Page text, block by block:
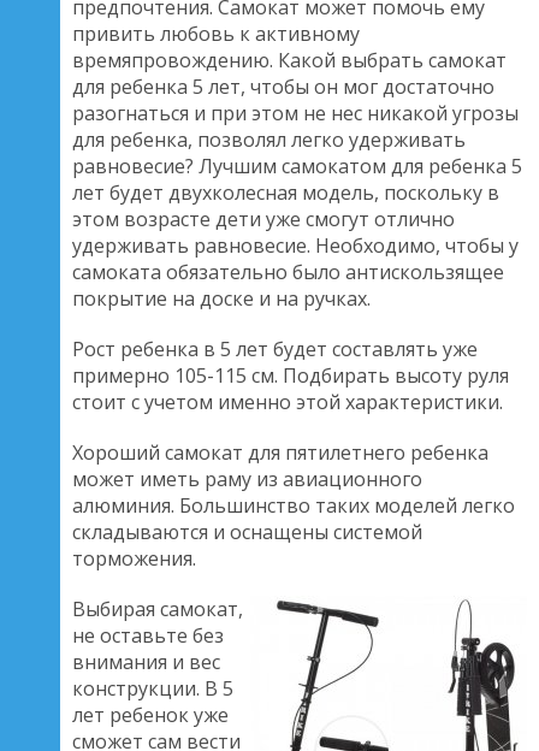
предпочтения. Самокат может помочь ему
привить любовь к активному
времяпровождению. Какой выбрать самокат
для ребенка 5 лет, чтобы он мог достаточно
разогнаться и при этом не нес никакой угрозы
для ребенка, позволял легко удерживать
равновесие? Лучшим самокатом для ребенка 5
лет будет двухколесная модель, поскольку в
этом возрасте дети уже смогут отлично
удерживать равновесие. Необходимо, чтобы у
самоката обязательно было антискользящее
покрытие на доске и на ручках.
Рост ребенка в 5 лет будет составлять уже
примерно 105-115 см. Подбирать высоту руля
стоит с учетом именно этой характеристики.
Хороший самокат для пятилетнего ребенка
может иметь раму из авиационного
алюминия. Большинство таких моделей легко
складываются и оснащены системой
торможения.
Выбирая самокат,
не оставьте без
внимания и вес
конструкции. В 5
лет ребенок уже
сможет сам вести